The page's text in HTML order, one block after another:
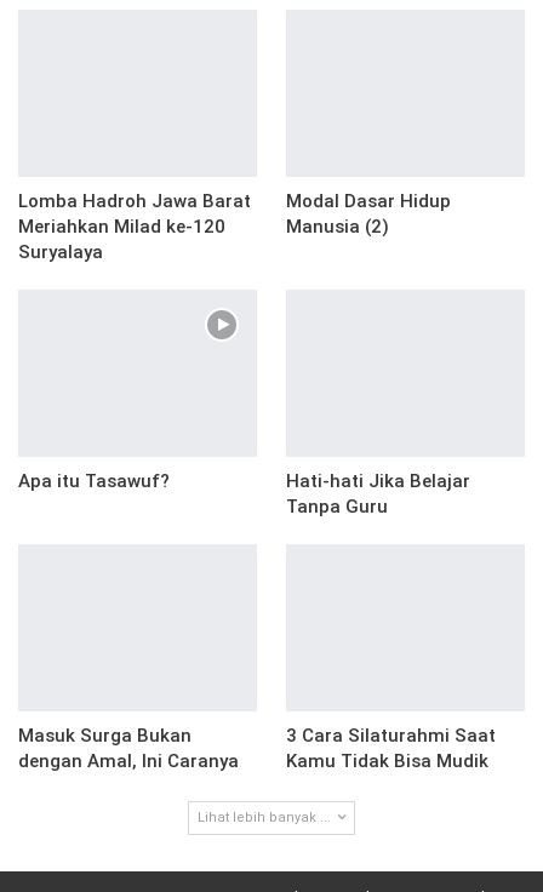
Lomba Hadroh Jawa Barat
Meriahkan Milad ke-120
Suryalaya
Modal Dasar Hidup
Manusia (2)
Apa itu Tasawuf?
Hati-hati Jika Belajar
Tanpa Guru
Masuk Surga Bukan
dengan Amal, Ini Caranya
3 Cara Silaturahmi Saat
Kamu Tidak Bisa Mudik
Lihat lebih banyak ...